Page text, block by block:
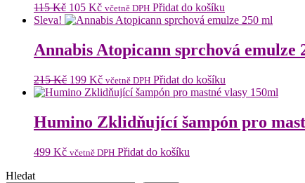
115Kč Původní
cena
115 Kč.
105 KčAktuální
cena
105 Kč.
včetně DPH Přidat do košíku
Sleva!
Annabis Atopicann sprchová emulze
215Kč Původní
cena
215 Kč.
199 KčAktuální
cena
199 Kč.
včetně DPH Přidat do košíku
Humino Zklidňující šampón pro
499 Kč včetně DPH Přidat do košíku
Hledat